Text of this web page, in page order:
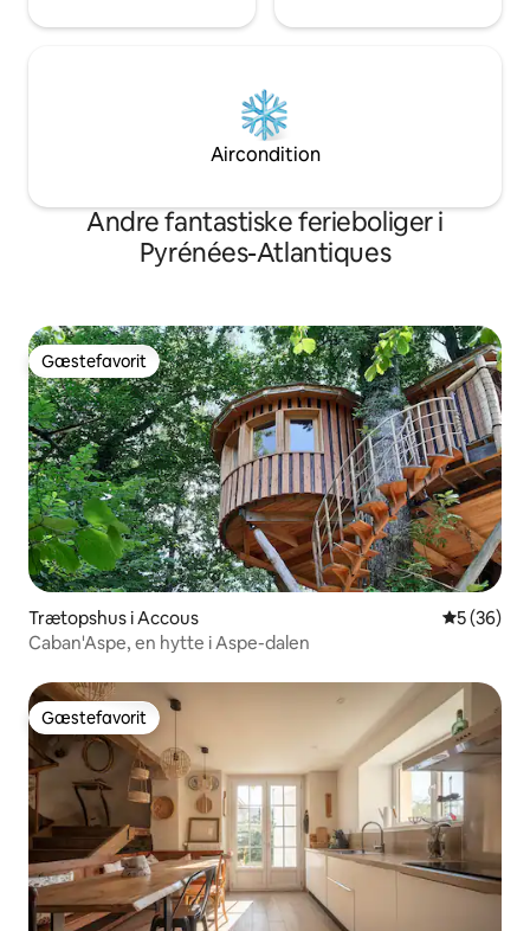
Aircondition
Andre fantastiske ferieboliger i
Pyrénées-Atlantiques
Gæstefavorit
Gæstefavorit
Trætopshus i Accous 5 ud af 5 i
5 (36)
Caban'Aspe, en hytte i Aspe-dalen
Gæstefavorit
Gæstefavorit